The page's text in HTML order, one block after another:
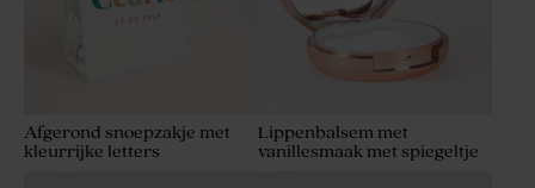
Afgerond snoepzakje met
kleurrijke letters
Lippenbalsem met
vanillesmaak met spiegeltje